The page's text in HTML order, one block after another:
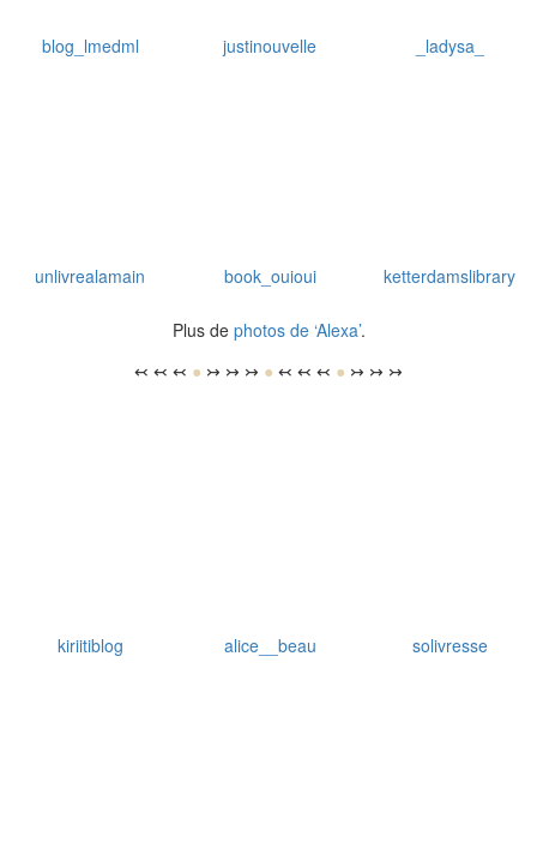
blog_lmedml justinouvelle _ladysa_
unlivrealamain book_ouioui ketterdamslibrary
Plus de photos de ‘Alexa’.
↢ ↢ ↢ ● ↣ ↣ ↣ ● ↢ ↢ ↢ ● ↣ ↣ ↣
kiriitiblog alice__beau solivresse